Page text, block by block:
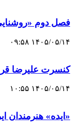
دوم «روشنایی
۰۵/۱۴ ۰۹:۵۸
علیرضا
۰۵/۱۴ ۱۰:۵۵
هنرمندان